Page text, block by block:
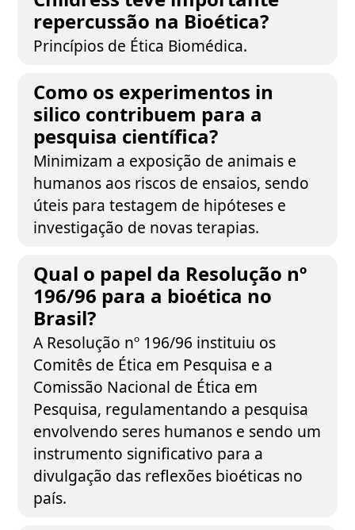
repercussão na Bioética?
Princípios de Ética Biomédica.
Como os experimentos in
silico contribuem para a
pesquisa científica?
Minimizam a exposição de animais e
humanos aos riscos de ensaios, sendo
úteis para testagem de hipóteses e
investigação de novas terapias.
Qual o papel da Resolução nº
196/96 para a bioética no
Brasil?
A Resolução nº 196/96 instituiu os
Comitês de Ética em Pesquisa e a
Comissão Nacional de Ética em
Pesquisa, regulamentando a pesquisa
envolvendo seres humanos e sendo um
instrumento significativo para a
divulgação das reflexões bioéticas no
país.